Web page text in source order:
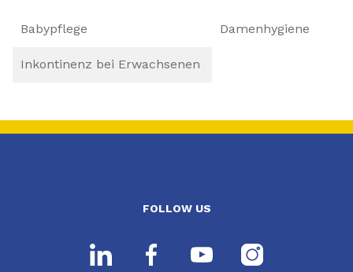
Babypflege Damenhygiene
Inkontinenz bei Erwachsenen
FOLLOW US